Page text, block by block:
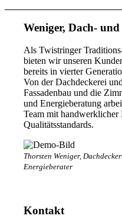
Weniger, Dach- und
Als Twistringer
bieten wir unseren
bereits in vierter
Von der Dachdeckerei
Fassadenbau und die
und Energieberatung
Team mit handwerklicher
Qualitätsstandards.
Thorsten Weniger,
Energieberater
Kontakt